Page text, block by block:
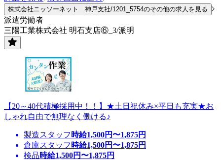
株式会社ニッソーネット 神戸支社/1201_5754のその他の求人を見る
派遣労働者
三陽工業株式会社 明石支店⑥_3/派明
【20～40代積極採用中！！】★土日祝休み×平日も充実★お
しゃれ自由で無理なく働ける♪
製造スタッフ 時給1,500円〜1,875円
倉庫スタッフ 時給1,500円〜1,875円
検品時給1,500円〜1,875円